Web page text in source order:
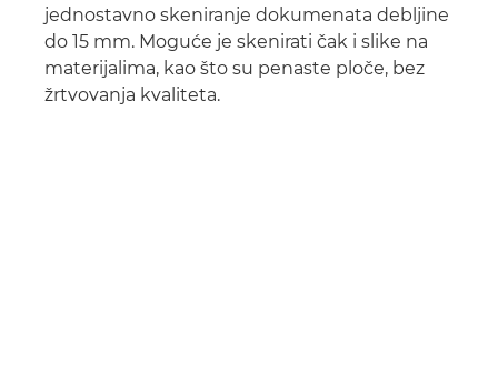
jednostavno skeniranje dokumenata debljine
do 15 mm. Moguće je skenirati čak i slike na
materijalima, kao što su penaste ploče, bez
žrtvovanja kvaliteta.